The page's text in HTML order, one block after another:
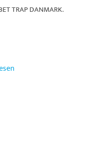
TRAP DANMARK.